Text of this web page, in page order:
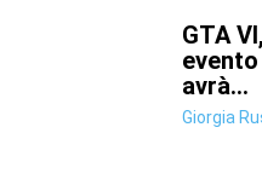
GTA
avrà...
Giorgia